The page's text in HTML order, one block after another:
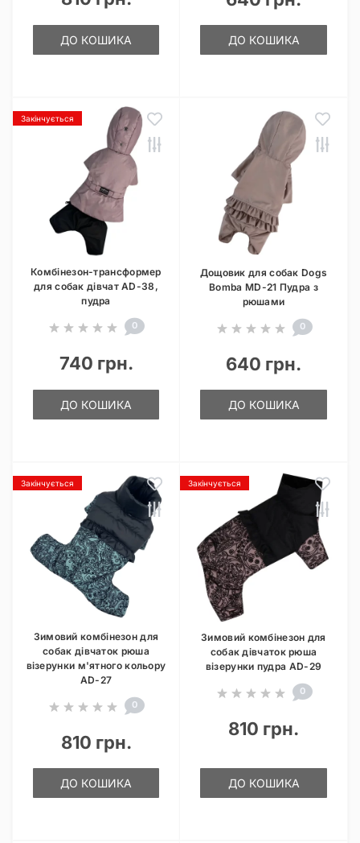
ДО КОШИКА ДО КОШИКА
Закінчується
Комбінезон-трансформер
для собак дівчат AD-38,
пудра
0
740 грн.
ДО КОШИКА
Дощовик для собак Dogs
Bomba MD-21 Пудра з
рюшами
0
640 грн.
ДО КОШИКА
Закінчується
Зимовий комбінезон для
собак дівчаток рюша
візерунки м'ятного кольору
AD-27
0
810 грн.
ДО КОШИКА
Закінчується
Зимовий комбінезон для
собак дівчаток рюша
візерунки пудра AD-29
0
810 грн.
ДО КОШИКА